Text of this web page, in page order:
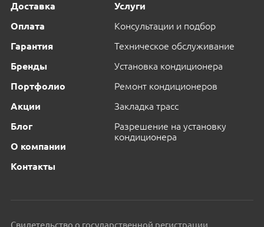
Доставка
Оплата
Гарантия
Бренды
Портфолио
Акции
Блог
О компании
Контакты
Услуги
Консультации и подбор
Техническое обслуживание
Установка кондиционера
Ремонт кондиционеров
Закладка трасс
Разрешение на установку
кондиционера
Свидетельство о государственной регистрации